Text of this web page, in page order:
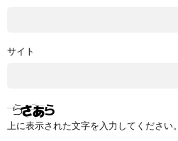
サイト
上に表示された文字を入力してください。